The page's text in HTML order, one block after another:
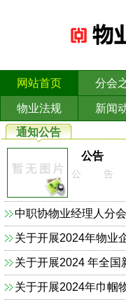
网站首页 分会
物业法规 新闻
通知公告
公告
公 告
关于开展2024年物业
关于开展2024 年全国
关于开展2024年巾帼